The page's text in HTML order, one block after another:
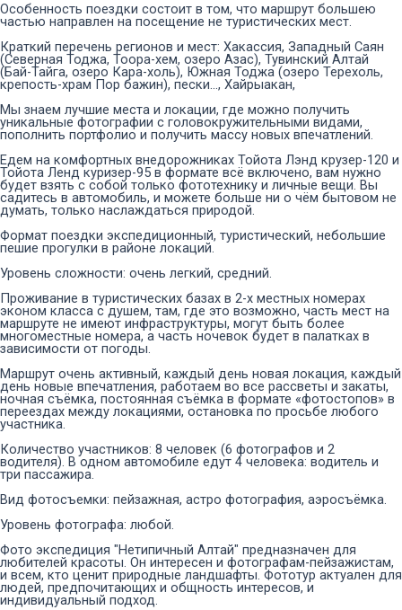
Особенность поездки состоит в том, что маршрут большею
частью направлен на посещение не туристических мест.
Краткий перечень регионов и мест: Хакассия, Западный Саян
(Северная Тоджа, Тоора-хем, озеро Азас), Тувинский Алтай
(Бай-Тайга, озеро Кара-холь), Южная Тоджа (озеро Терехоль,
крепость-храм Пор бажин), пески..., Хайрыакан,
Мы знаем лучшие места и локации, где можно получить
уникальные фотографии с головокружительными видами,
пополнить портфолио и получить массу новых впечатлений.
Едем на комфортных внедорожниках Тойота Лэнд крузер-120 и
Тойота Ленд куризер-95 в формате всё включено, вам нужно
будет взять с собой только фототехнику и личные вещи. Вы
садитесь в автомобиль, и можете больше ни о чём бытовом не
думать, только наслаждаться природой.
Формат поездки экспедиционный, туристический, небольшие
пешие прогулки в районе локаций.
Уровень сложности: очень легкий, средний.
Проживание в туристических базах в 2-х местных номерах
эконом класса с душем, там, где это возможно, часть мест на
маршруте не имеют инфраструктуры, могут быть более
многоместные номера, а часть ночевок будет в палатках в
зависимости от погоды.
Маршрут очень активный, каждый день новая локация, каждый
день новые впечатления, работаем во все рассветы и закаты,
ночная съёмка, постоянная съёмка в формате «фотостопов» в
переездах между локациями, остановка по просьбе любого
участника.
Количество участников: 8 человек (6 фотографов и 2
водителя). В одном автомобиле едут 4 человека: водитель и
три пассажира.
Вид фотосъемки: пейзажная, астро фотография, аэросъёмка.
Уровень фотографа: любой.
Фото экспедиция "Нетипичный Алтай" предназначен для
любителей красоты. Он интересен и фотографам-пейзажистам,
и всем, кто ценит природные ландшафты. Фототур актуален для
людей, предпочитающих и общность интересов, и
индивидуальный подход.